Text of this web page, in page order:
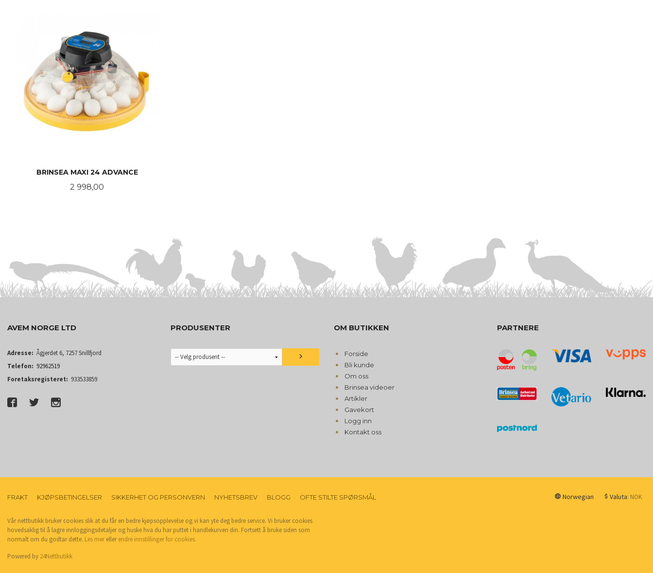
BRINSEA MAXI 24 ADVANCE
Pris
2 998,00
AVEM NORGE LTD
Adresse: Ågjerdet 6, 7257 Snillfjord
Telefon: 92962519
Foretaksregisteret: 933533859
PRODUSENTER OM BUTIKKEN
Forside
Bli kunde
Om oss
Brinsea videoer
Artikler
Gavekort
Logg inn
Kontakt oss
PARTNERE
Norwegian Valuta: NOK
FRAKT KJØPSBETINGELSER SIKKERHET OG PERSONVERN NYHETSBREV BLOGG OFTE STILTE SPØRSMÅL
Vår nettbutikk bruker cookies slik at du får en bedre kjøpsopplevelse og vi kan yte deg bedre service. Vi bruker cookies
hovedsaklig til å lagre innloggingsdetaljer og huske hva du har puttet i handlekurven din. Fortsett å bruke siden som
normalt om du godtar dette. Les merellerendre innstillinger for cookies.
Powered by 24Nettbutikk